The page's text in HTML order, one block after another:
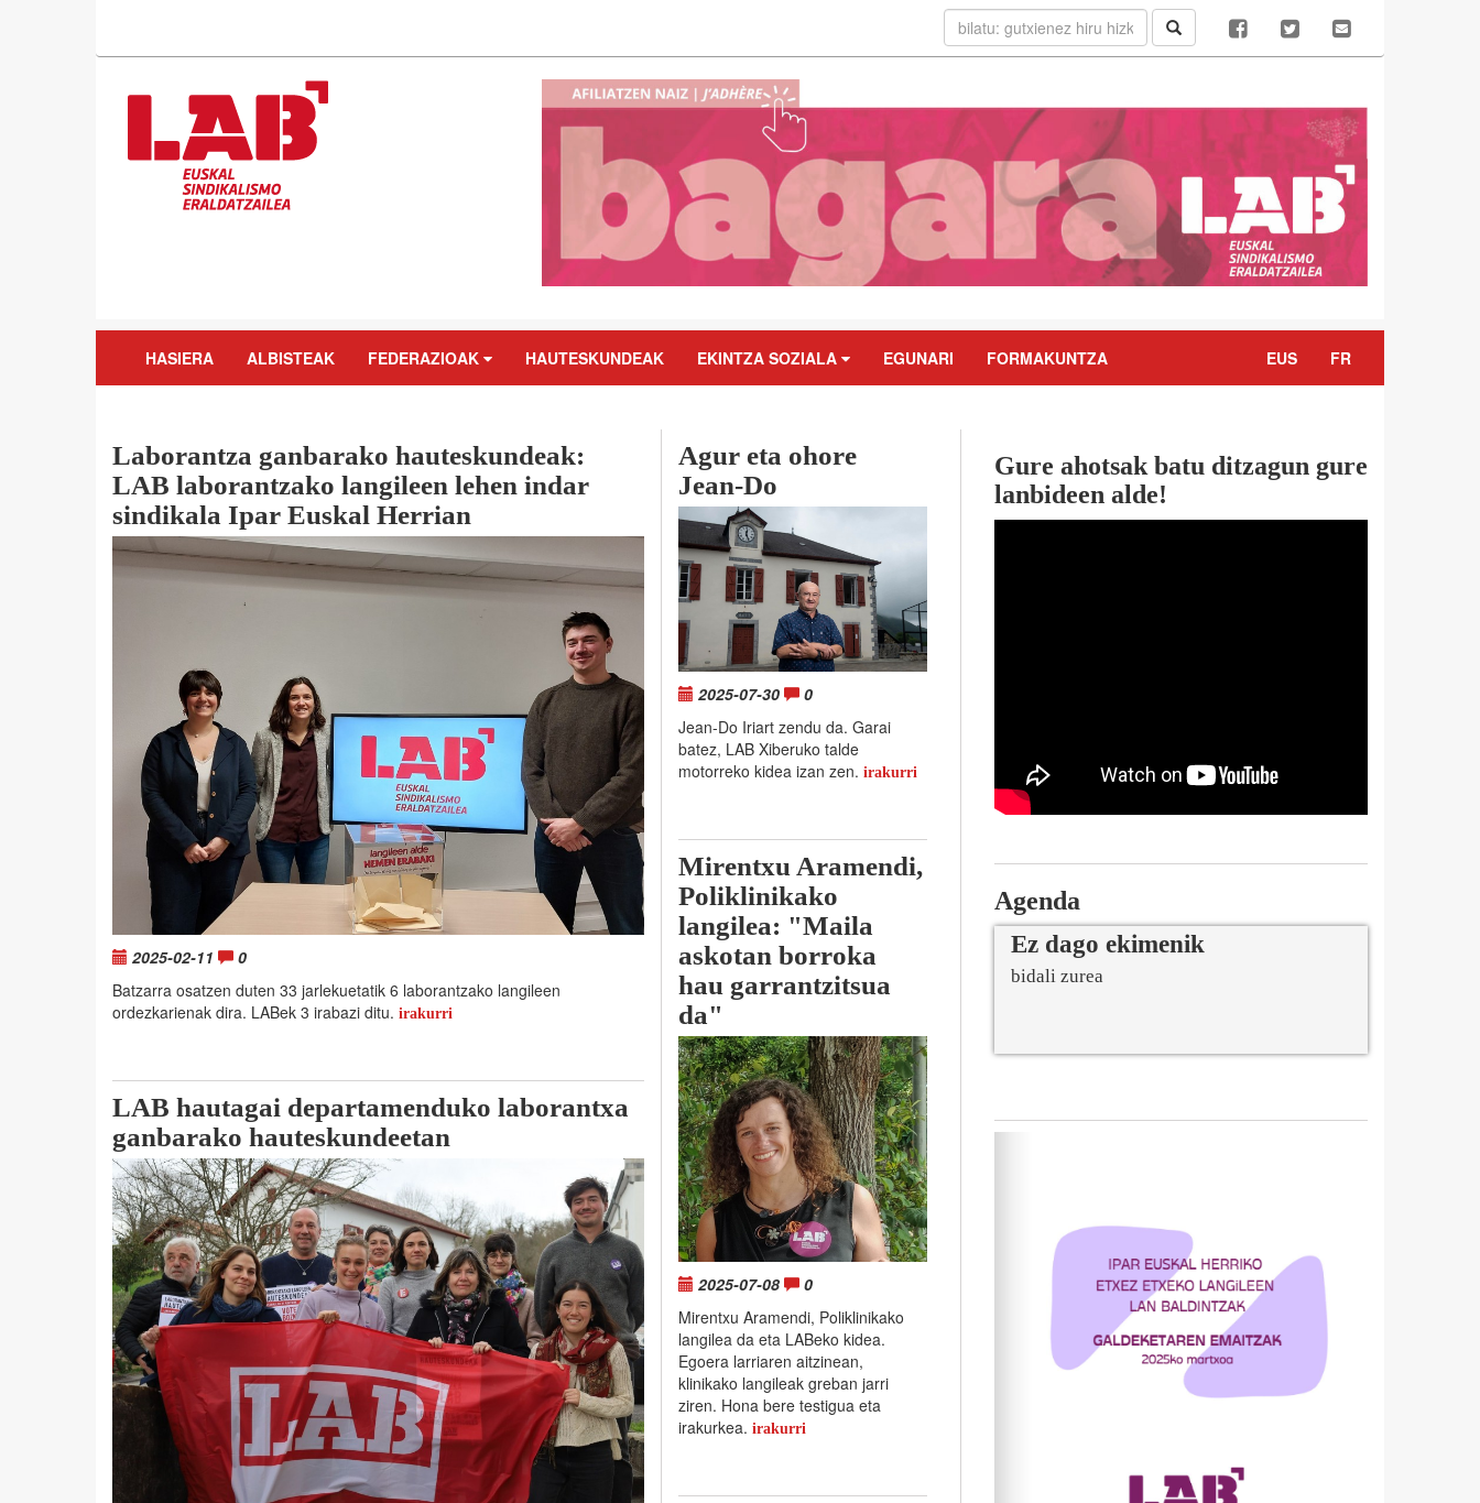
HASIERA ALBISTEAK FEDERAZIOAK HAUTESKUNDEAK EKINTZA SOZIALA EGUNARI FORMAKUNTZA EUS FR
Laborantza ganbarako hauteskundeak:
LAB laborantzako langileen lehen indar
sindikala Ipar Euskal Herrian
2025-02-11
0
Batzarra osatzen duten 33 jarlekuetatik 6 laborantzako langileen
ordezkarienak dira. LABek 3 irabazi ditu. irakurri
LAB hautagai departamenduko laborantxa
ganbarako hauteskundeetan
Agur eta ohore
Jean-Do
2025-07-30
0
Jean-Do Iriart zendu da. Garai
batez, LAB Xiberuko talde
motorreko kidea izan zen.irakurri
Mirentxu Aramendi,
Poliklinikako
langilea: "Maila
askotan borroka
hau garrantzitsua
da"
2025-07-08
0
Mirentxu Aramendi, Poliklinikako
langilea da eta LABeko kidea.
Egoera larriaren aitzinean,
klinikako langileak greban jarri
ziren. Hona bere testigua eta
irakurkea.irakurri
Gure ahotsak batu ditzagun gure
lanbideen alde!
Agenda
Ez dago ekimenik
bidali zurea